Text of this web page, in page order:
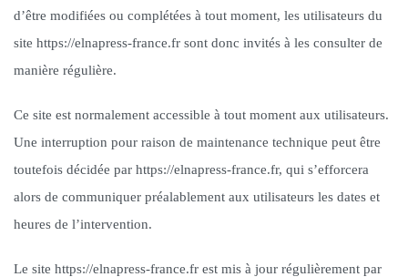
d’être modifiées ou complétées à tout moment, les utilisateurs du
site https://elnapress-france.fr sont donc invités à les consulter de
manière régulière.
Ce site est normalement accessible à tout moment aux utilisateurs.
Une interruption pour raison de maintenance technique peut être
toutefois décidée par https://elnapress-france.fr, qui s’efforcera
alors de communiquer préalablement aux utilisateurs les dates et
heures de l’intervention.
Le site https://elnapress-france.fr est mis à jour régulièrement par